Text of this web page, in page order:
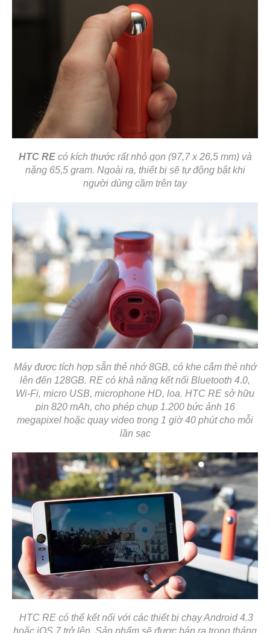
HTC REcó kích thước rất nhỏ gọn (97,7 x 26,5 mm) và
nặng 65,5 gram. Ngoài ra, thiết bị sẽ tự động bật khi
người dùng cầm trên tay
Máy được tích hợp sẵn thẻ nhớ 8GB, có khe cắm thẻ nhớ
lên đến 128GB. RE có khả năng kết nối Bluetooth 4.0,
Wi-Fi, micro USB, microphone HD, loa. HTC RE sở hữu
pin 820 mAh, cho phép chụp 1.200 bức ảnh 16
megapixel hoặc quay video trong 1 giờ 40 phút cho mỗi
lần sạc
HTC RE có thể kết nối với các thiết bị chạy Android 4.3